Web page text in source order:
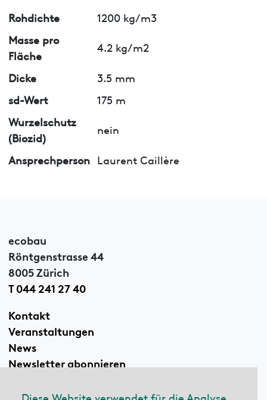
Diese Website verwendet für die Analyse
Rohdichte
1200 kg/m3
Masse pro
Fläche
4.2 kg/m2
Dicke
3.5 mm
sd-Wert
175 m
Wurzelschutz
(Biozid)
nein
Ansprechperson Laurent Caillère
ecobau
Röntgenstrasse 44
8005 Zürich
T 044 241 27 40
Kontakt
Veranstaltungen
News
Newsletter abonnieren